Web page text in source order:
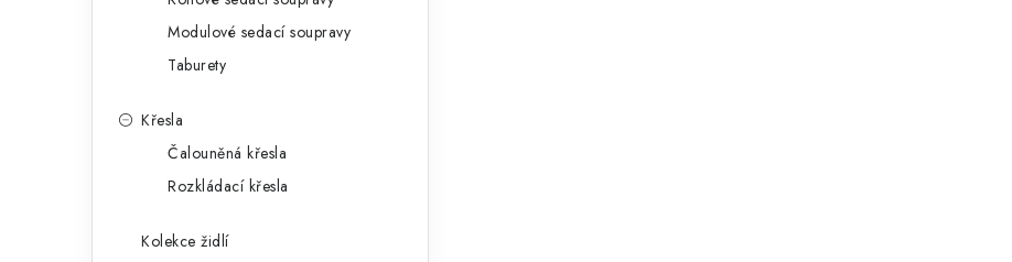
Modulové sedací soupravy
Taburety
Křesla
Čalouněná křesla
Rozkládací křesla
Kolekce židlí